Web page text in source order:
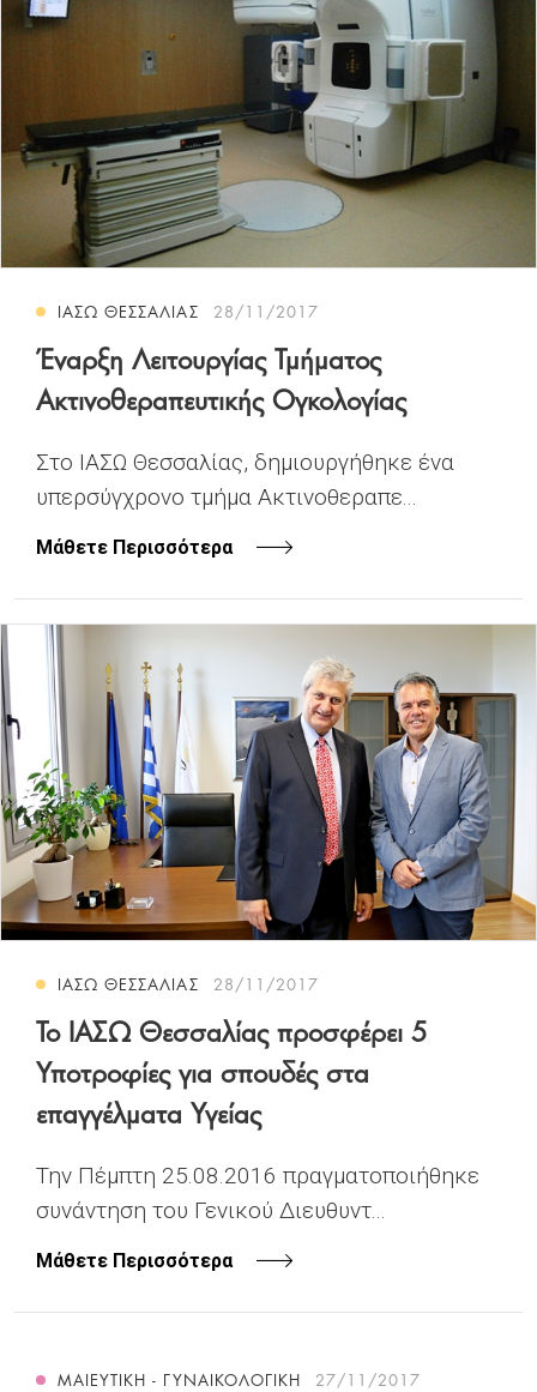
ΙΑΣΩ ΘΕΣΣΑΛΙΑΣ 28/11/2017
Έναρξη Λειτουργίας Τμήματος
Ακτινοθεραπευτικής Ογκολογίας
Στο ΙΑΣΩ Θεσσαλίας, δημιουργήθηκε ένα
υπερσύγχρονο τμήμα Ακτινοθεραπε...
Μάθετε Περισσότερα
ΙΑΣΩ ΘΕΣΣΑΛΙΑΣ 28/11/2017
Το ΙΑΣΩ Θεσσαλίας προσφέρει 5
Υποτροφίες για σπουδές στα
επαγγέλματα Υγείας
Την Πέμπτη 25.08.2016 πραγματοποιήθηκε
συνάντηση του Γενικού Διευθυντ...
Μάθετε Περισσότερα
ΜΑΙΕΥΤΙΚΗ - ΓΥΝΑΙΚΟΛΟΓΙΚΗ 27/11/2017